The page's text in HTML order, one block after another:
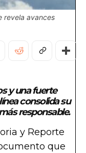
revela avances
y una fuerte
consolida su
responsable.
y Reporte
que